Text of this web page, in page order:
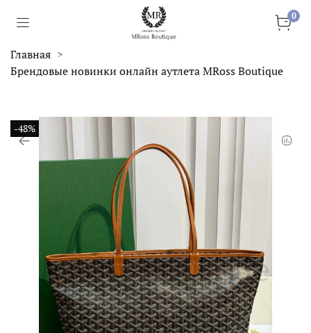
0
Главная
Брендовые новинки онлайн аутлета MRoss Boutique
-48%